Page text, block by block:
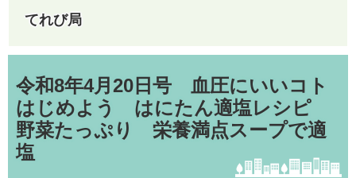
てれび局
令和8年4月20日号 血圧にいいコト
はじめよう はにたん適塩レシピ
野菜たっぷり 栄養満点スープで適
塩